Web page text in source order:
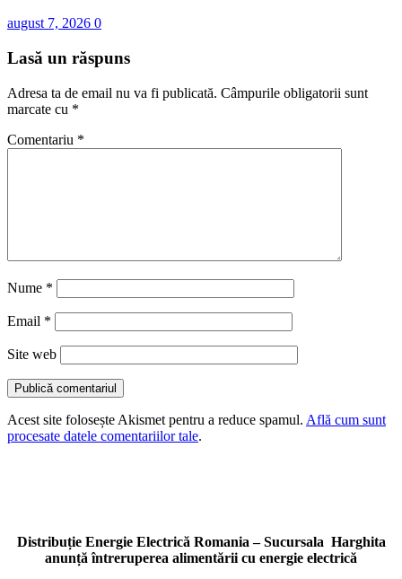
august 7, 2026 0
Lasă un răspuns
Adresa ta de email nu va fi publicată. Câmpurile obligatorii sunt
marcate cu *
Comentariu *
Nume *
Email *
Site web
Acest site folosește Akismet pentru a reduce spamul. Află cum sunt
procesate datele comentariilor tale.
Distribuție Energie Electrică Romania – Sucursala Harghita
anunță întreruperea alimentării cu energie electrică